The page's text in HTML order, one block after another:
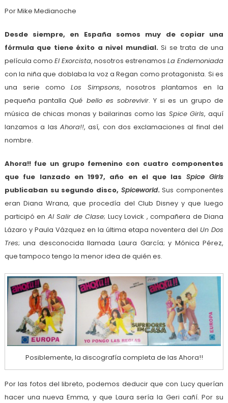
Por Mike Medianoche
Desde siempre, en España somos muy de copiar una
fórmula que tiene éxito a nivel mundial.Si se trata de una
película como El Exorcista, nosotros estrenamosLa Endemoniada
con la niña que doblaba la voz a Regan como protagonista. Si es
una serie como Los Simpsons, nosotros plantamos en la
pequeña pantallaQué bello es sobrevivir. Y si es un grupo de
música de chicas monas y bailarinas como las Spice Girls, aquí
lanzamos a las Ahora!!, así, con dos exclamaciones al final del
nombre.
Ahora!! fue un grupo femenino con cuatro componentes
que fue lanzado en 1997, año en el que las Spice Girls
publicaban su segundo disco, Spiceworld.Sus componentes
eran Diana Wrana, que procedía del Club Disney y que luego
participó en Al Salir de Clase; Lucy Lovick , compañera de Diana
Lázaro y Paula Vázquez en la última etapa noventera delUn Dos
Tres; una desconocida llamada Laura García; y Mónica Pérez,
que tampoco tengo la menor idea de quién es.
Posiblemente, la discografía completa de las Ahora!!
Por las fotos del libreto, podemos deducir que con Lucy querían
hacer una nueva Emma, y que Laura sería la Geri cañí. Por su